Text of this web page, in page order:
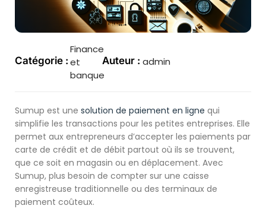
Catégorie :
Finance
et
banque
Auteur : admin
Sumup est une solution de paiement en ligne qui
simplifie les transactions pour les petites entreprises. Elle
permet aux entrepreneurs d’accepter les paiements par
carte de crédit et de débit partout où ils se trouvent,
que ce soit en magasin ou en déplacement. Avec
Sumup, plus besoin de compter sur une caisse
enregistreuse traditionnelle ou des terminaux de
paiement coûteux.